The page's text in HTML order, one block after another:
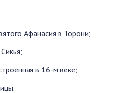
Афанасия в Торони;
в 16-м веке;